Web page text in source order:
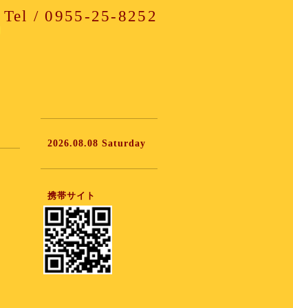
Tel / 0955-25-8252
2026.08.08 Saturday
携帯サイト